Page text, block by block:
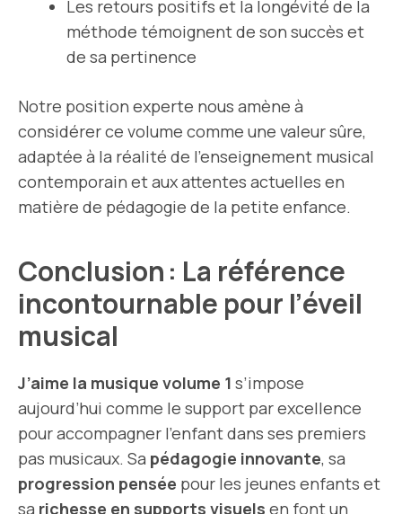
Les retours positifs et la longévité de la
méthode témoignent de son succès et
de sa pertinence
Notre position experte nous amène à
considérer ce volume comme une valeur sûre,
adaptée à la réalité de l’enseignement musical
contemporain et aux attentes actuelles en
matière de pédagogie de la petite enfance.
Conclusion : La référence
incontournable pour l’éveil
musical
J’aime la musique volume 1 s’impose
aujourd’hui comme le support par excellence
pour accompagner l’enfant dans ses premiers
pas musicaux. Sa pédagogie innovante, sa
progression pensée pour les jeunes enfants et
sa richesse en supports visuels en font un